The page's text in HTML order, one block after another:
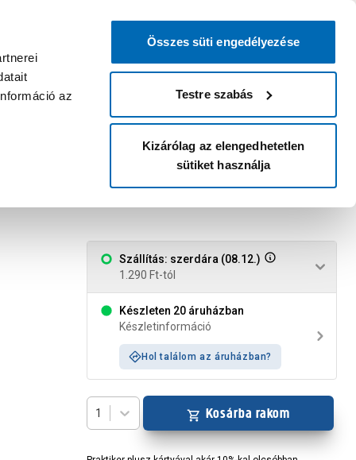
az
Összes süti engedélyezése
Testre szabás
Kizárólag az elengedhetetlen
sütiket használja
bejelentkezni?
Belépés Listáim
Áruházak és szolgáltatások
Szállítás: szerdára (08.12.)
1.290 Ft-tól
Készleten 20 áruházban
Készletinformáció
Hol találom az áruházban?
1 Kosárba rakom